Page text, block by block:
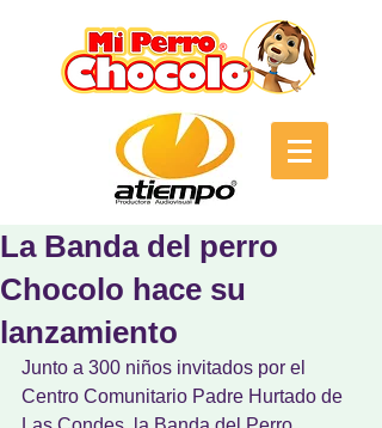
La Banda del perro
Chocolo hace su
lanzamiento
Junto a 300 niños invitados por el
Centro Comunitario Padre Hurtado de